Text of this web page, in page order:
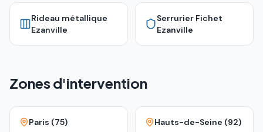
Rideau métallique
Ezanville
Serrurier Fichet
Ezanville
Zones d'intervention
Paris (75) Hauts-de-Seine (92)